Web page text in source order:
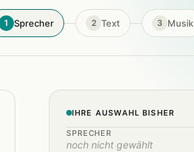
1 Sprecher 2 Text 3 Musik
IHRE AUSWAHL BISHER
SPRECHER
noch nicht gewählt